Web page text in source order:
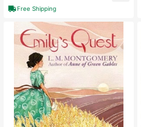
Free Shipping